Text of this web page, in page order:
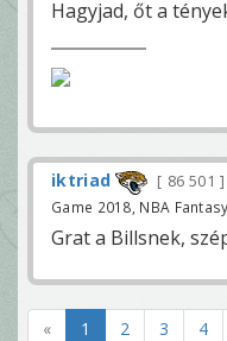
Hagyjad, őt a
iktriad 86 501
Game 2018, NBA
Grat a Billsnek,
« 1 2 3 4